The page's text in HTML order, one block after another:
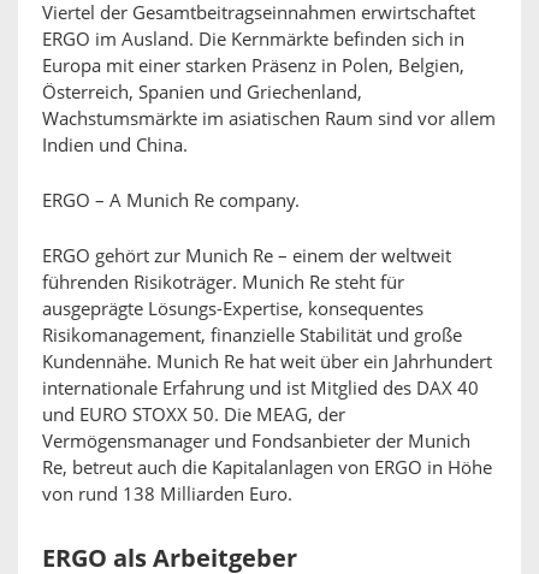
Viertel der Gesamtbeitragseinnahmen erwirtschaftet
ERGO im Ausland. Die Kernmärkte befinden sich in
Europa mit einer starken Präsenz in Polen, Belgien,
Österreich, Spanien und Griechenland,
Wachstumsmärkte im asiatischen Raum sind vor allem
Indien und China.
ERGO – A Munich Re company.
ERGO gehört zur Munich Re – einem der weltweit
führenden Risikoträger. Munich Re steht für
ausgeprägte Lösungs-Expertise, konsequentes
Risikomanagement, finanzielle Stabilität und große
Kundennähe. Munich Re hat weit über ein Jahrhundert
internationale Erfahrung und ist Mitglied des DAX 40
und EURO STOXX 50. Die MEAG, der
Vermögensmanager und Fondsanbieter der Munich
Re, betreut auch die Kapitalanlagen von ERGO in Höhe
von rund 138 Milliarden Euro.
ERGO als Arbeitgeber